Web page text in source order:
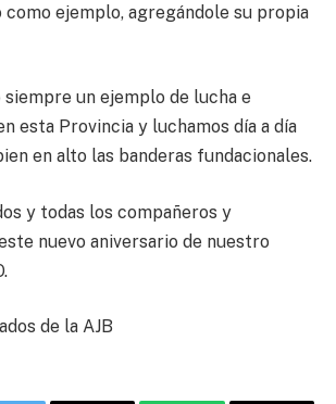
como ejemplo, agregándole su propia
siempre un ejemplo de lucha e
esta Provincia y luchamos día a día
en alto las banderas fundacionales.
y todas los compañeros y
nuevo aniversario de nuestro
de la AJB